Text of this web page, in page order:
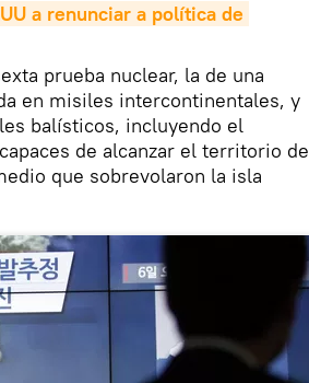
a renunciar a política de
prueba nuclear, la de una
en misiles intercontinentales, y
balísticos, incluyendo el
de alcanzar el territorio de
que sobrevolaron la isla